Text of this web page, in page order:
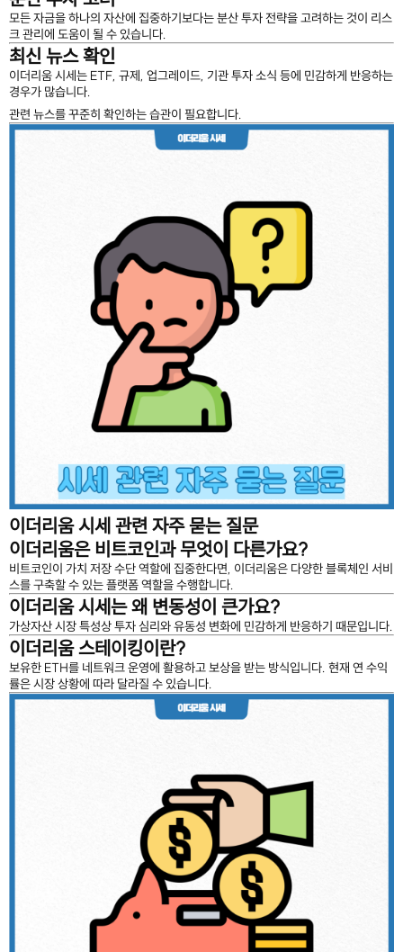
모든 자금을 하나의 자산에 집중하기보다는 분산 투자 전략을 고려하는 것이 리스
크 관리에 도움이 될 수 있습니다.
최신 뉴스 확인
이더리움 시세는 ETF, 규제, 업그레이드, 기관 투자 소식 등에 민감하게 반응하는
경우가 많습니다.
관련 뉴스를 꾸준히 확인하는 습관이 필요합니다.
이더리움 시세 관련 자주 묻는 질문
이더리움은 비트코인과 무엇이 다른가요?
비트코인이 가치 저장 수단 역할에 집중한다면, 이더리움은 다양한 블록체인 서비
스를 구축할 수 있는 플랫폼 역할을 수행합니다.
이더리움 시세는 왜 변동성이 큰가요?
가상자산 시장 특성상 투자 심리와 유동성 변화에 민감하게 반응하기 때문입니다.
이더리움 스테이킹이란?
보유한 ETH를 네트워크 운영에 활용하고 보상을 받는 방식입니다. 현재 연 수익
률은 시장 상황에 따라 달라질 수 있습니다.